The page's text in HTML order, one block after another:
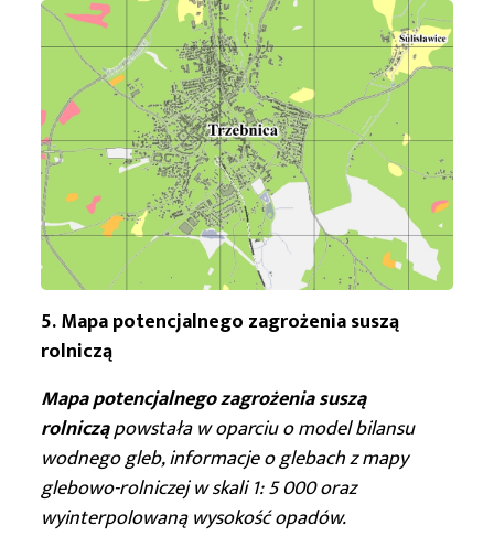
5. Mapa potencjalnego zagrożenia suszą
rolniczą
Mapa potencjalnego zagrożenia suszą
rolnicząpowstała w oparciu o model bilansu
wodnego gleb, informacje o glebach z mapy
glebowo-rolniczej w skali 1: 5 000 oraz
wyinterpolowaną wysokość opadów.